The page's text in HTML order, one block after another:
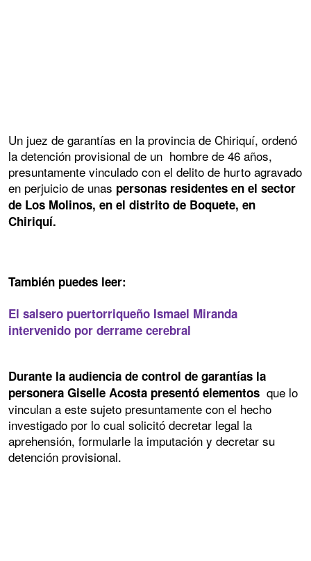
Un juez de garantías en la provincia de Chiriquí, ordenó
la detención provisional de un hombre de 46 años,
presuntamente vinculado con el delito de hurto agravado
en perjuicio de unas personas residentes en el sector
de Los Molinos, en el distrito de Boquete, en
Chiriquí.
También puedes leer:
El salsero puertorriqueño Ismael Miranda
intervenido por derrame cerebral
Durante la audiencia de control de garantías la
personera Giselle Acosta presentó elementos que lo
vinculan a este sujeto presuntamente con el hecho
investigado por lo cual solicitó decretar legal la
aprehensión, formularle la imputación y decretar su
detención provisional.